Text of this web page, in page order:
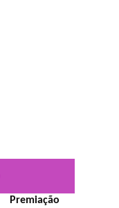
Premiação